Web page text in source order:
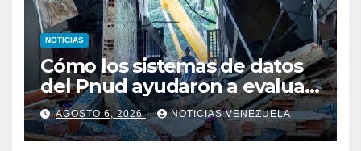
NOTICIAS
Cómo los sistemas de datos
del Pnud ayudaron a evaluar
el sismo y tomar decisiones
AGOSTO 6, 2026 NOTICIAS VENEZUELA